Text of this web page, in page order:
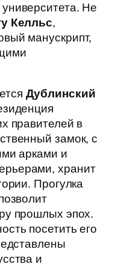
Не
Келльс,
манускрипт,
Дублинский
правителей в
замок, с
арками и
хранит
Прогулка
прошлых эпох.
посетить его
и